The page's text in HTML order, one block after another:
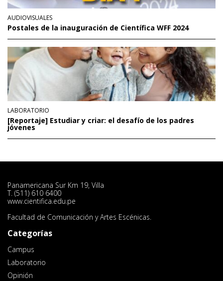
AUDIOVISUALES
Postales de la inauguración de Científica WFF 2024
LABORATORIO
[Reportaje] Estudiar y criar: el desafío de los padres
jóvenes
Panamericana Sur Km 19, Villa
T. (511) 610 6400
www.cientifica.edu.pe
Facultad de Comunicación y Artes Escénicas.
Categorías
Campus
Laboratorio
Opinión